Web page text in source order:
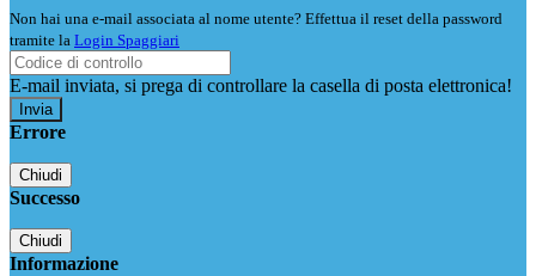
Non hai una e-mail associata al nome utente? Effettua il reset della password
tramite la Login Spaggiari
E-mail inviata, si prega di controllare la casella di posta elettronica!
Errore
Chiudi
Successo
Chiudi
Informazione